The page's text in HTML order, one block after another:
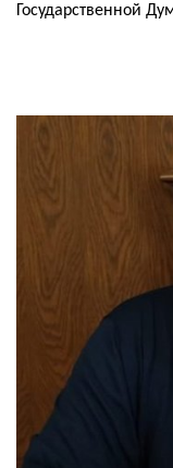
Государственной